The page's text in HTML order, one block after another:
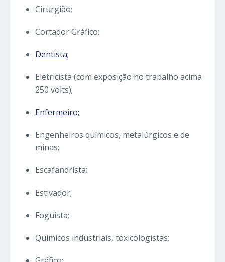
Cirurgião;
Cortador Gráfico;
Dentista;
Eletricista (com exposição no trabalho acima
250 volts);
Enfermeiro;
Engenheiros químicos, metalúrgicos e de
minas;
Escafandrista;
Estivador;
Foguista;
Químicos industriais, toxicologistas;